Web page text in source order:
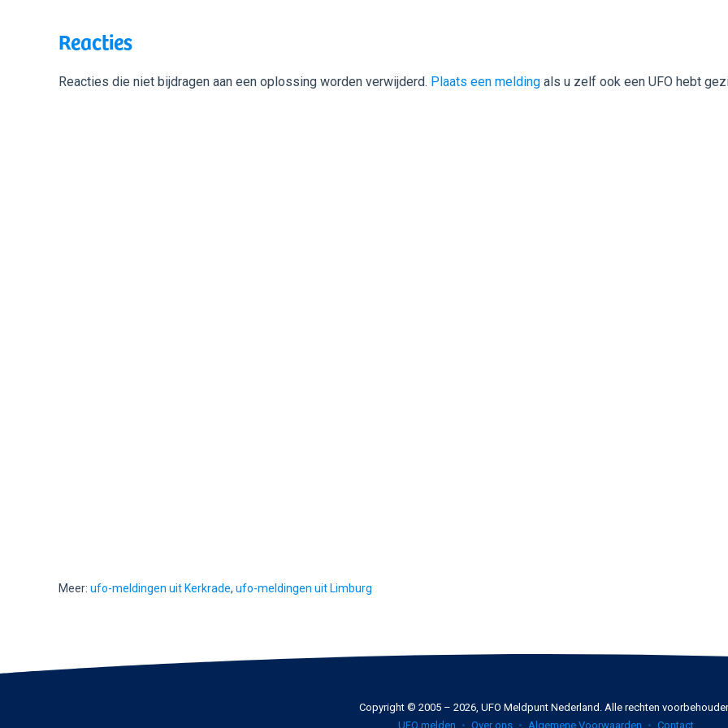
Reacties
Reacties die niet bijdragen aan een oplossing worden verwijderd. Plaats een melding als u zelf ook een UFO hebt
Meer: ufo-meldingen uit Kerkrade, ufo-meldingen uit Limburg
Copyright © 2005 – 2026, UFO Meldpunt Nederland. Alle rechten
UFO melden
Over ons Algemene Voorwaarden Contact